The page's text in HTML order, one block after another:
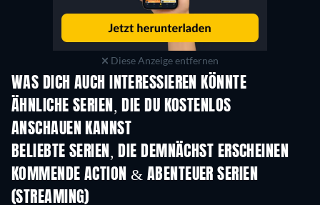
Diese Anzeige entfernen
WAS DICH AUCH INTERESSIEREN KÖNNTE
Serie Serie
ÄHNLICHE SERIEN, DIE DU KOSTENLOS
ANSCHAUEN KANNST
BELIEBTE SERIEN, DIE DEMNÄCHST ERSCHEINEN
Serie Serie
KOMMENDE ACTION & ABENTEUER SERIEN
(STREAMING)Staffel 2